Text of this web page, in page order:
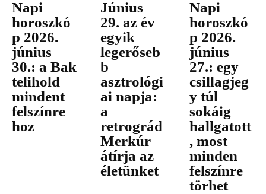
Napi
horoszkó
p 2026.
június
30.: a Bak
telihold
mindent
felszínre
hoz
Június
29. az év
egyik
legerőseb
b
asztrológi
ai napja:
a
retrográd
Merkúr
átírja az
életünket
Napi
horoszkó
p 2026.
június
27.: egy
csillagjeg
y túl
sokáig
hallgatott
, most
minden
felszínre
törhet